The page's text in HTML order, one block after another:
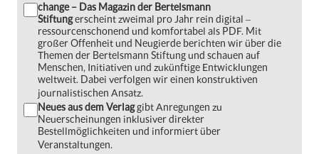
change – Das Magazin der Bertelsmann
Stiftungerscheint zweimal pro Jahr rein digital ‒
ressourcenschonend und komfortabel als PDF. Mit
großer Offenheit und Neugierde berichten wir über die
Themen der Bertelsmann Stiftung und schauen auf
Menschen, Initiativen und zukünftige Entwicklungen
weltweit. Dabei verfolgen wir einen konstruktiven
journalistischen Ansatz.
Neues aus dem Verlaggibt Anregungen zu
Neuerscheinungen inklusiver direkter
Bestellmöglichkeiten und informiert über
Veranstaltungen.